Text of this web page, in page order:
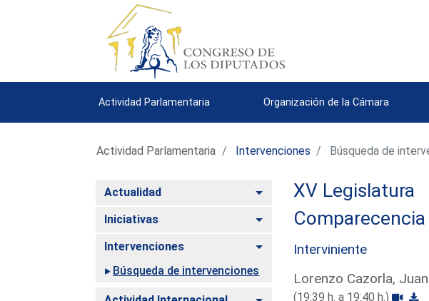
Actividad Parlamentaria Organización de la Cámara
Actividad Parlamentaria Intervenciones Búsqueda de
Actualidad Alternar
Iniciativas Alternar
Intervenciones
Alternar
Búsqueda de intervenciones
XV Legislatura
Interviniente
Lorenzo Cazorla,
(19:39 h. a 19:40 h.)